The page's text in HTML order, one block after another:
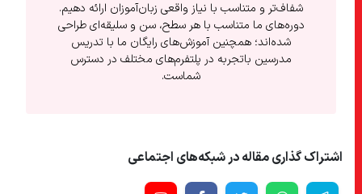
شفاف‌تر و متناسب با نیاز واقعی زبان‌آموزان ارائه دهیم.
دوره‌های ما متناسب با هر سطح، سن و سلیقه‌ای طراحی
شده‌اند؛ همچنین آموزش‌های رایگان ما با تدریس
مدرسین باتجربه در پلتفرم‌های مختلف در دسترس
شماست.
اشتراک گذاری مقاله در شبکه‌های اجتماعی